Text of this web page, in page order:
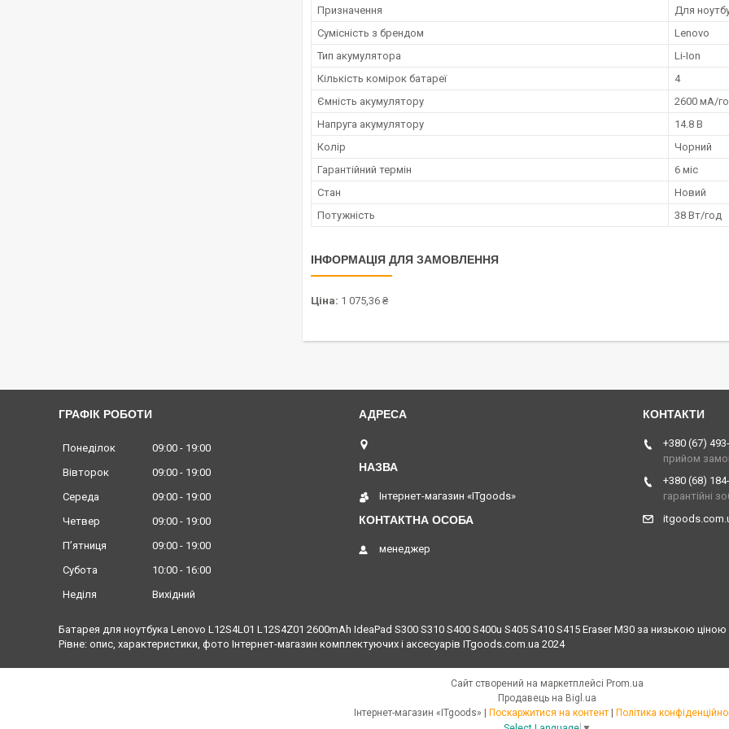
Призначення
Для
Сумісність з брендом
Lenovo
Тип акумулятора
Li-Ion
Кількість комірок батареї
4
Ємність акумулятору
2600 мА/
Напруга акумулятору
14.8 В
Колір
Чорний
Гарантійний термін
6 міс
Стан
Новий
Потужність
38 Вт/год
ІНФОРМАЦІЯ ДЛЯ ЗАМОВЛЕННЯ
Ціна: 1 075,36 ₴
ГРАФІК РОБОТИ
Понеділок 09:00
19:00
Вівторок
09:00
19:00
Середа
09:00
19:00
Четвер
09:00
19:00
Пʼятниця
09:00
19:00
Субота
10:00
16:00
Неділя
Вихідний
Інтернет-магазин «ITgoods»
менеджер
+380 (67)
прийом
+380 (68)
гарантійні
Батарея для ноутбука Lenovo L12S4L01 L12S4Z01 2600mAh IdeaPad S300 S310 S400 S400u S405 S410 S415 Eraser M30 за низькою
Рівне: опис, характеристики, фото Інтернет-магазин комплектуючих і аксесуарів ITgoods.com.ua 2024
Сайт створений на маркетплейсі Prom.ua
Продавець на Bigl.ua
Поскаржитися на контент
Політика